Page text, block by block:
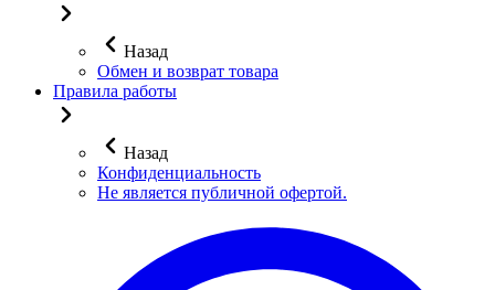
Назад
Обмен и возврат товара
Правила работы
Назад
Конфиденциальность
Не является публичной офертой.